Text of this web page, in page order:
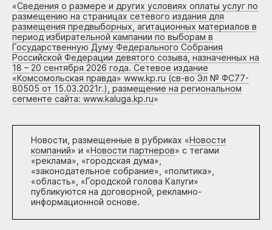
«Сведения о размере и других условиях оплаты услуг по
размещению на страницах сетевого издания для
размещения предвыборных, агитационных материалов в
период избирательной кампании по выборам в
Государственную Думу Федерального Собрания
Российской Федерации девятого созыва, назначенных на
18 – 20 сентября 2026 года. Сетевое издание
«Комсомольская правда» www.kp.ru (св-во Эл № ФС77-
80505 от 15.03.2021г.), размещение на региональном
сегменте сайта: www.kaluga.kp.ru»
Новости, размещенные в рубриках «Новости
компаний» и «Новости партнеров» с тегами
«реклама», «городская дума»,
«законодательное собрание», «политика»,
«область», «Городской голова Калуги»
публикуются на договорной, рекламно-
информационной основе.